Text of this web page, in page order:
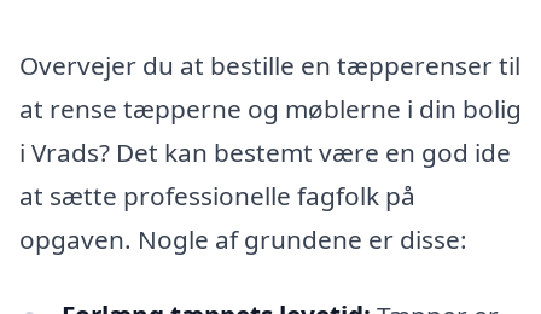
Overvejer du at bestille en tæpperenser til
at rense tæpperne og møblerne i din bolig
i Vrads? Det kan bestemt være en god ide
at sætte professionelle fagfolk på
opgaven. Nogle af grundene er disse: